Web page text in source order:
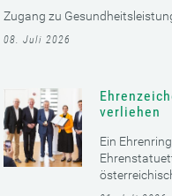
Zugang zu
08. Juli 2026
verliehen
Ein